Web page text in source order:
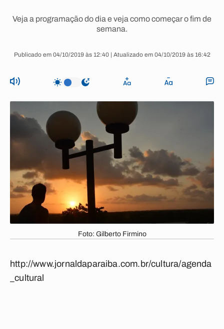
Veja a programação do dia e veja como começar o fim de
semana.
Publicado em 04/10/2019 às 12:40 | Atualizado em 04/10/2019 às 16:42
Foto: Gilberto Firmino
http://www.jornaldaparaiba.com.br/cultura/agenda
_cultural